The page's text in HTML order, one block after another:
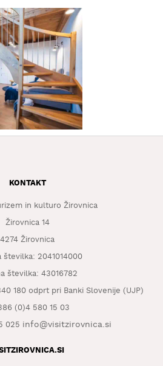
KONTAKT
in kulturo Žirovnica
Žirovnica 14
4274 Žirovnica
številka: 2041014000
številka: 43016782
180 odprt pri Banki Slovenije (UJP)
(0)4 580 15 03
025 info@visitzirovnica.si